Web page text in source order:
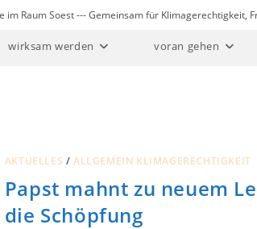
im Raum Soest --- Gemeinsam für Klimagerechtigkeit,
wirksam werden voran gehen
AKTUELLES /ALLGEMEIN KLIMAGERECHTIGKEIT
Papst mahnt zu neuem
die Schöpfung